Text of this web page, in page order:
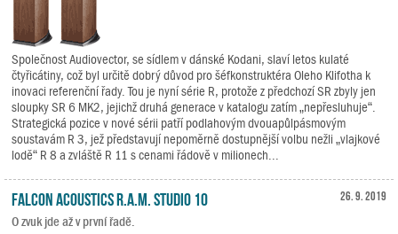
Společnost Audiovector, se sídlem v dánské Kodani, slaví letos kulaté
čtyřicátiny, což byl určitě dobrý důvod pro šéfkonstruktéra Oleho Klifotha k
inovaci referenční řady. Tou je nyní série R, protože z předchozí SR zbyly jen
sloupky SR 6 MK2, jejichž druhá generace v katalogu zatím „nepřesluhuje“.
Strategická pozice v nové sérii patří podlahovým dvouapůlpásmovým
soustavám R 3, jež představují nepoměrně dostupnější volbu nežli „vlajkové
lodě“ R 8 a zvláště R 11 s cenami řádově v milionech...
26. 9. 2019
Falcon Acoustics R.A.M. Studio 10
O zvuk jde až v první řadě.